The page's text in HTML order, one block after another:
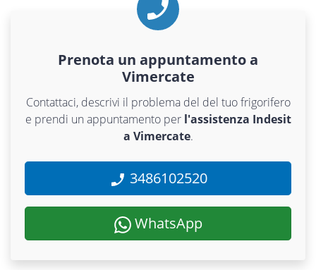
Prenota un appuntamento a
Vimercate
Contattaci, descrivi il problema del del tuo frigorifero
e prendi un appuntamento per l'assistenza Indesit
a Vimercate.
3486102520
WhatsApp